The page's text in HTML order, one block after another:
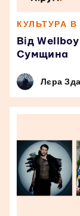
КУЛЬТУРА В
Від
Сумщина
Лєра